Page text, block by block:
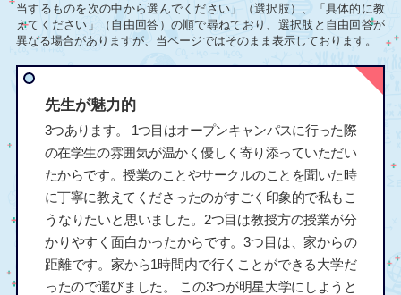
当するものを次の中から選んでください」（選択肢）、「具体的に教
えてください」（自由回答）の順で尋ねており、選択肢と自由回答が
異なる場合がありますが、当ページではそのまま表示しております。
先生が魅力的
3つあります。 1つ目はオープンキャンパスに行った際
の在学生の雰囲気が温かく優しく寄り添っていただい
たからです。授業のことやサークルのことを聞いた時
に丁寧に教えてくださったのがすごく印象的で私もこ
うなりたいと思いました。2つ目は教授方の授業が分
かりやすく面白かったからです。3つ目は、家からの
距離です。家から1時間内で行くことができる大学だ
ったので選びました。 この3つが明星大学にしようと